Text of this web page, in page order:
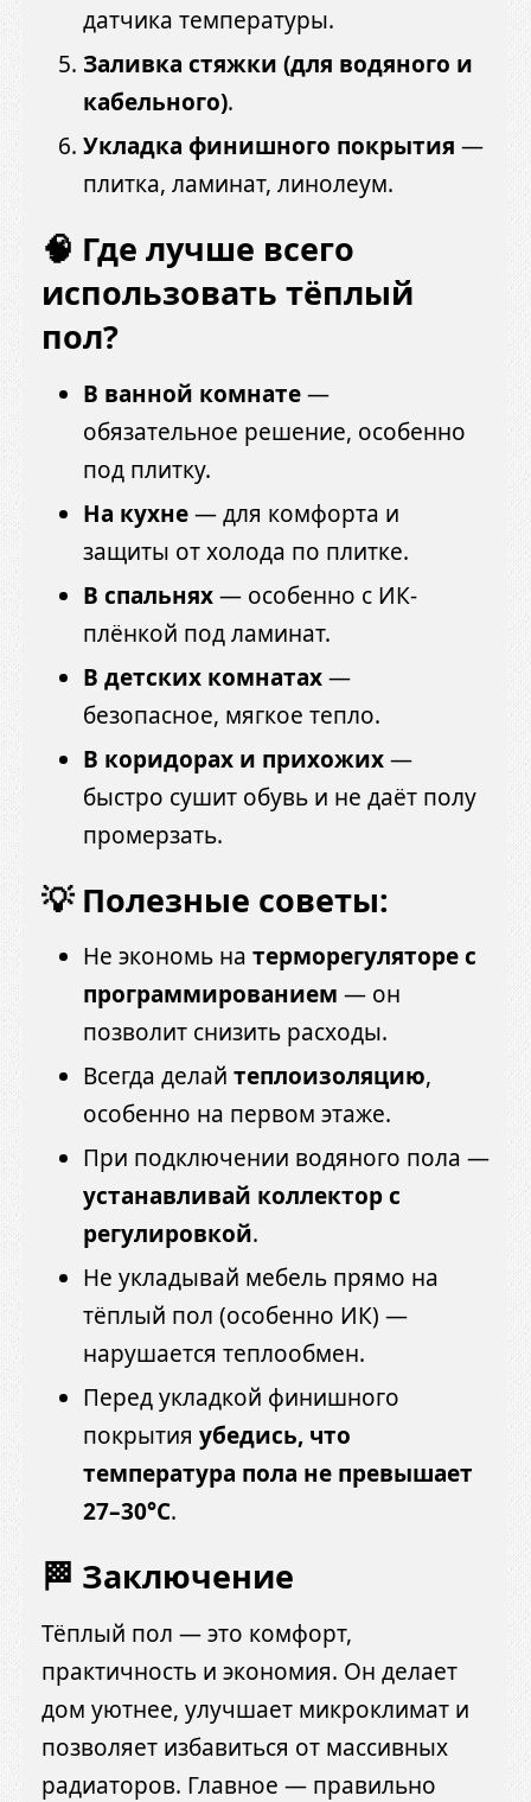
датчика температуры.
Заливка стяжки (для водяного и
кабельного).
Укладка финишного покрытия —
плитка, ламинат, линолеум.
🧠 Где лучше всего
использовать тёплый
пол?
В ванной комнате—
обязательное решение, особенно
под плитку.
На кухне— для комфорта и
защиты от холода по плитке.
В спальнях— особенно с ИК-
плёнкой под ламинат.
В детских комнатах—
безопасное, мягкое тепло.
В коридорах и прихожих—
быстро сушит обувь и не даёт полу
промерзать.
💡 Полезные советы:
Не экономь на терморегуляторе с
программированием — он
позволит снизить расходы.
Всегда делай теплоизоляцию,
особенно на первом этаже.
При подключении водяного пола —
устанавливай коллектор с
регулировкой.
Не укладывай мебель прямо на
тёплый пол (особенно ИК) —
нарушается теплообмен.
Перед укладкой финишного
покрытия убедись, что
температура пола не превышает
27–30°C.
🏁 Заключение
Тёплый пол — это комфорт,
практичность и экономия. Он делает
дом уютнее, улучшает микроклимат и
позволяет избавиться от массивных
радиаторов. Главное — правильно